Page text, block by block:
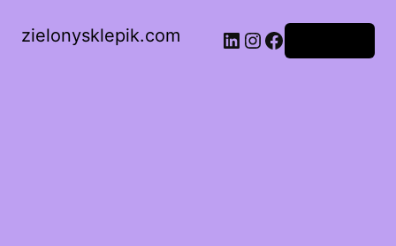
zielonysklepik.com LinkedIn
Instagram
Facebook